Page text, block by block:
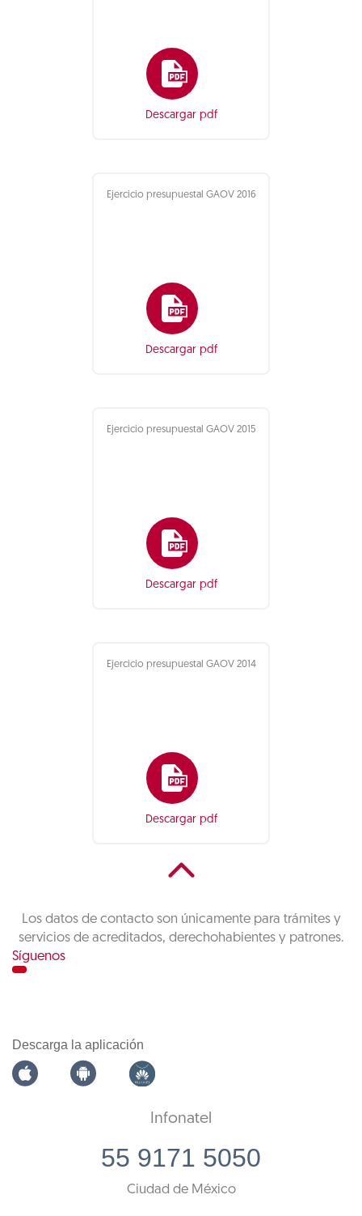
Descargar pdf
Ejercicio presupuestal GAOV 2016
Descargar pdf
Ejercicio presupuestal GAOV 2015
Descargar pdf
Ejercicio presupuestal GAOV 2014
Descargar pdf
Los datos de contacto son únicamente para trámites y
servicios de acreditados, derechohabientes y patrones.
Síguenos
Descarga la aplicación
Infonatel
55 9171 5050
Ciudad de México